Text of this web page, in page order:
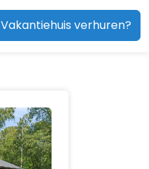
Vakantiehuis verhuren?